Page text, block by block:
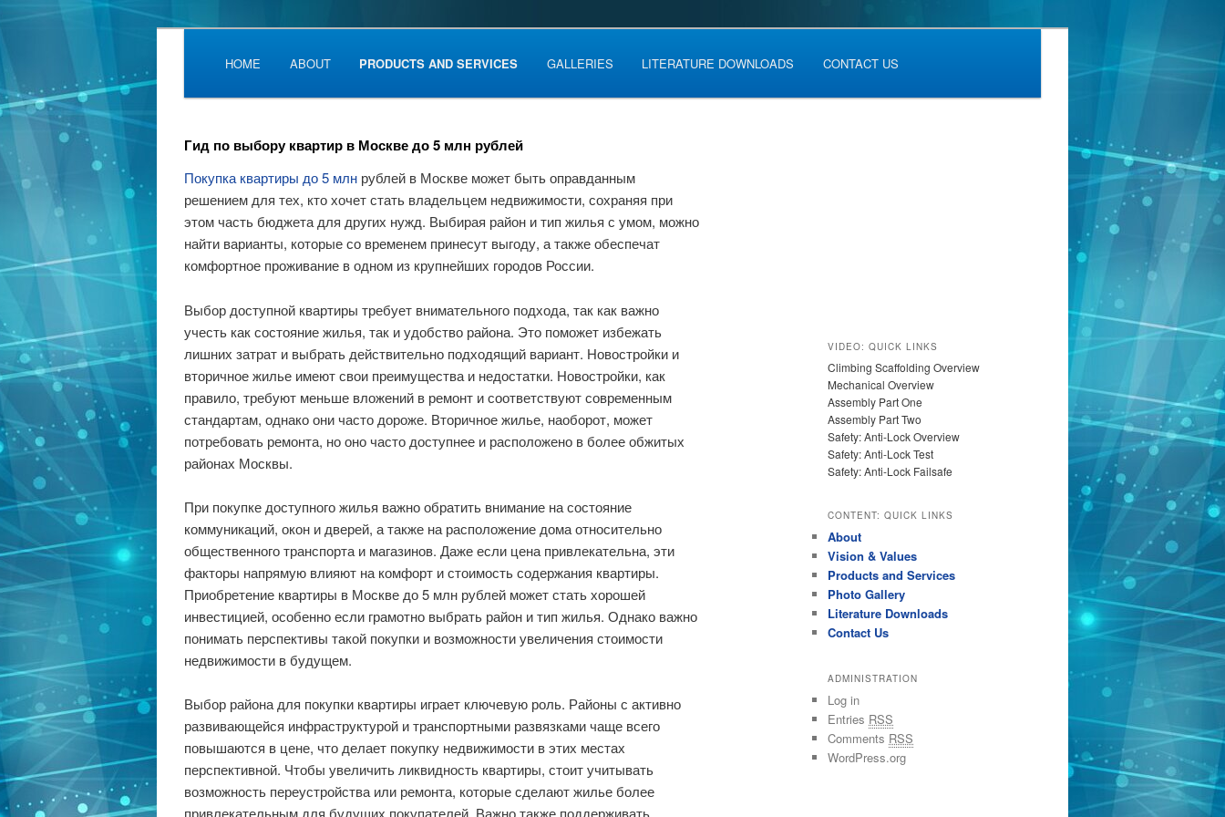
SKIP TO PRIMARY CONTENT
SKIP TO SECONDARY CONTENT
HOME ABOUT PRODUCTS AND SERVICES GALLERIES LITERATURE DOWNLOADS CONTACT US
Гид по выбору квартир в Москве до 5 млн рублей
Покупка квартиры до 5 млн рублей в Москве может быть оправданным
решением для тех, кто хочет стать владельцем недвижимости, сохраняя при
этом часть бюджета для других нужд. Выбирая район и тип жилья с умом, можно
найти варианты, которые со временем принесут выгоду, а также обеспечат
комфортное проживание в одном из крупнейших городов России.
Выбор доступной квартиры требует внимательного подхода, так как важно
учесть как состояние жилья, так и удобство района. Это поможет избежать
лишних затрат и выбрать действительно подходящий вариант. Новостройки и
вторичное жилье имеют свои преимущества и недостатки. Новостройки, как
правило, требуют меньше вложений в ремонт и соответствуют современным
стандартам, однако они часто дороже. Вторичное жилье, наоборот, может
потребовать ремонта, но оно часто доступнее и расположено в более обжитых
районах Москвы.
При покупке доступного жилья важно обратить внимание на состояние
коммуникаций, окон и дверей, а также на расположение дома относительно
общественного транспорта и магазинов. Даже если цена привлекательна, эти
факторы напрямую влияют на комфорт и стоимость содержания квартиры.
Приобретение квартиры в Москве до 5 млн рублей может стать хорошей
инвестицией, особенно если грамотно выбрать район и тип жилья. Однако важно
понимать перспективы такой покупки и возможности увеличения стоимости
недвижимости в будущем.
Выбор района для покупки квартиры играет ключевую роль. Районы с активно
развивающейся инфраструктурой и транспортными развязками чаще всего
повышаются в цене, что делает покупку недвижимости в этих местах
перспективной. Чтобы увеличить ликвидность квартиры, стоит учитывать
возможность переустройства или ремонта, которые сделают жилье более
VIDEO: QUICK LINKS
Climbing Scaffolding Overview
Mechanical Overview
Assembly Part One
Assembly Part Two
Safety: Anti-Lock Overview
Safety: Anti-Lock Test
Safety: Anti-Lock Failsafe
CONTENT: QUICK LINKS
About
Vision & Values
Products and Services
Photo Gallery
Literature Downloads
Contact Us
ADMINISTRATION
Log in
Entries RSS
Comments RSS
WordPress.org